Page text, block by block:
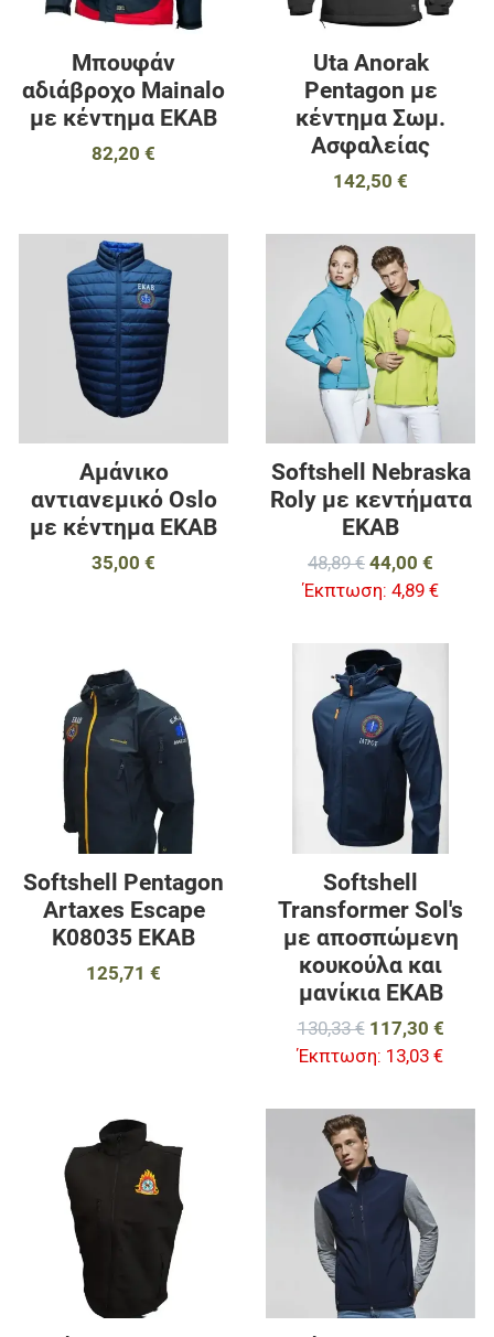
Μπουφάν
αδιάβροχο Mainalo
με κέντημα ΕΚΑΒ
82,20 €
Uta Anorak
Pentagon με
κέντημα Σωμ.
Ασφαλείας
142,50 €
Προσθήκη στα αγαπημένα
Προσθήκη για σύγκριση
Γρήγορη ματιά
Aμάνικο
αντιανεμικό Oslo
με κέντημα ΕΚΑΒ
35,00 €
Softshell Nebraska
Roly με κεντήματα
ΕΚΑΒ
48,89 € 44,00 €
Έκπτωση: 4,89 €
Προσθήκη στα αγαπημένα
Προσθήκη για σύγκριση
Γρήγορη ματιά
Softshell Pentagon
Artaxes Escape
K08035 EKAB
125,71 €
Softshell
Transformer Sol's
με αποσπώμενη
κουκούλα και
μανίκια ΕΚΑΒ
130,33 € 117,30 €
Έκπτωση: 13,03 €
Προσθήκη στα αγαπημένα
Προσθήκη για σύγκριση
Γρήγορη ματιά